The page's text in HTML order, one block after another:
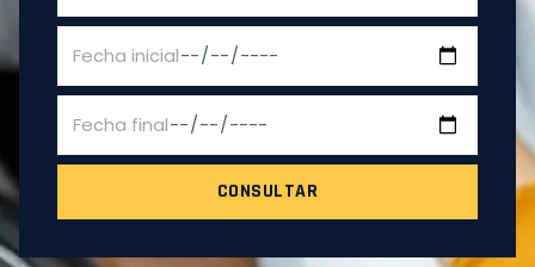
CONSULTAR